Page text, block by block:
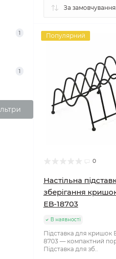
1
1
Популярний
0
Настільна
зберігання
EB-18703
В наявності
Підставка для кришок
8703 — компактний
Підставка для зб..